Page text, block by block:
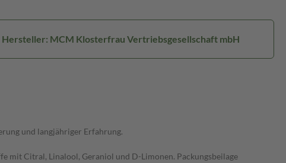
Hersteller: MCM Klosterfrau Vertriebsgesellschaft mbH
und langjähriger Erfahrung.
mit Citral, Linalool, Geraniol und D-Limonen. Packungsbeilage